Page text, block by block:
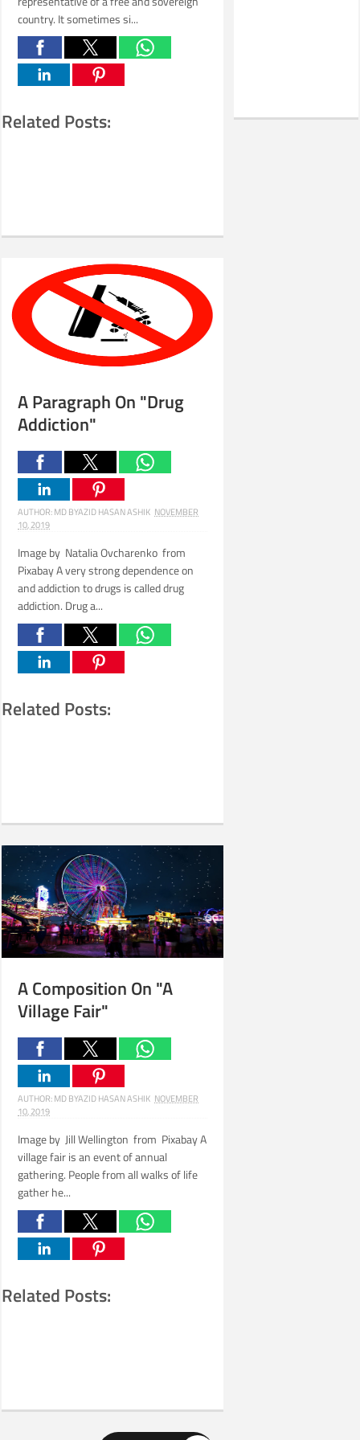
country. It sometimes si...
Related Posts:
A Paragraph On "Drug
Addiction"
AUTHOR:MD BYAZID HASAN ASHIK NOVEMBER
10, 2019
Image by Natalia Ovcharenko from
Pixabay A very strong dependence on
and addiction to drugs is called drug
addiction. Drug a...
Related Posts:
A Composition On "A
Village Fair"
AUTHOR:MD BYAZID HASAN ASHIK NOVEMBER
10, 2019
Image by Jill Wellington from Pixabay A
village fair is an event of annual
gathering. People from all walks of life
gather he...
Related Posts: